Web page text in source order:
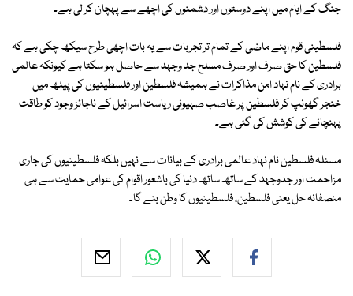
جنگ کے ایام میں اپنے دوستوں اور دشمنوں کی اچھے سے پہچان کر لی ہے۔
فلسطینی قوم اپنے ماضی کے تمام تر تجربات سے یہ بات اچھی طرح سیکھ چکی ہے کہ
فلسطین کا حق صرف اور صرف مسلح جد وجہد سے حاصل ہو سکتا ہے کیونکہ عالمی
برادری کے نام نہاد امن مذاکرات نے ہمیشہ فلسطین اور فلسطینیوں کی پیٹھ میں
خنجر گھونپ کر فلسطین پر غاصب صہیونی ریاست اسرائیل کے ناجائز وجود کو طاقت
پہنچانے کی کوشش کی گئی ہے۔
مسئلہ فلسطین نام نہاد عالمی برادری کے بیانات سے نہیں بلکہ فلسطینیوں کی جاری
مزاحمت اور جدوجہد کے ساتھ ساتھ دنیا کی باشعور اقوام کی عوامی حمایت سے ہی
منصفانہ حل یعنی فلسطین، فلسطینیوں کا وطن بنے گا۔